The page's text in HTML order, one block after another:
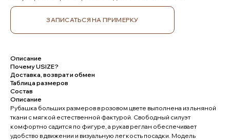
ЗАПИСАТЬСЯ НА ПРИМЕРКУ
Описание
Почему USIZE?
Доставка, возврат и обмен
Таблица размеров
Состав
Описание
Рубашка больших размеров в розовом цвете выполнена из льняной
ткани с мягкой естественной фактурой. Свободный силуэт
комфортно садится по фигуре, а рукав реглан обеспечивает
удобство в движении и визуальную легкость посадки. Модель